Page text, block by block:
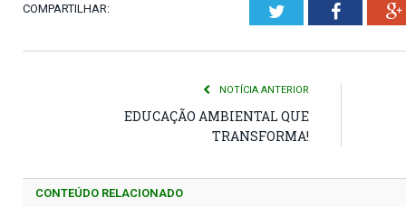
COMPARTILHAR: Twitter
NOTÍCIA ANTERIOR
EDUCAÇÃO AMBIENTAL QUE
TRANSFORMA!
CONTEÚDO RELACIONADO